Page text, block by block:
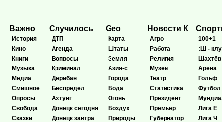
Важно
История
Кино
Книги
Музыка
Медиа
Смишное
Опросы
Свобода
Сказки
Случилось
ДТП
Агенда
Вопросы
Криминал
Дерибан
Беспредел
Ахтунг
Донецк сегодня
Донецк завтра
Geo
Карта
Штаты
Земля
Азия-с
Города
Вода
Огонь
Воздух
Природы
Новости К
Агро
Работа
Религия
Музеи
Театр
Статистика
Президент
Премьер
Губернатор
100+1
:Ш -
Шахтёр
Арена
Гольф
Футбол
Лига Е
Лига Ч